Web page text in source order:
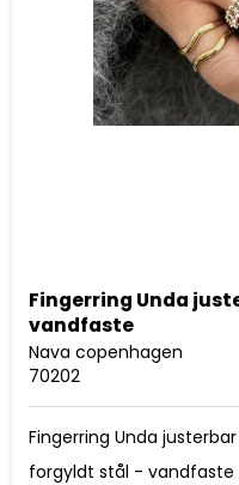
Fingerring Unda
vandfaste
Nava copenhagen
70202
Fingerring Unda justerbar
forgyldt stål - vandfaste